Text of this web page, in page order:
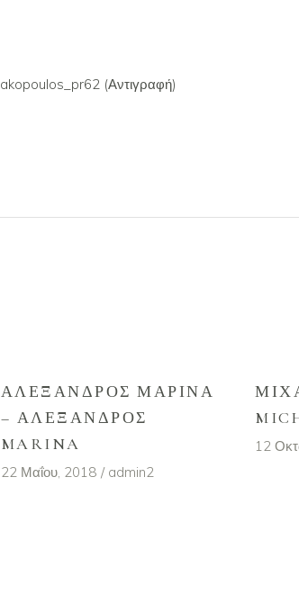
ΑΛΈΞΑΝΔΡΟΣ ΜΑΡΊΝΑ
– ΑΛΈΞΑΝΔΡΟΣ
MARINA
22 Μαΐου, 2018 admin2
12